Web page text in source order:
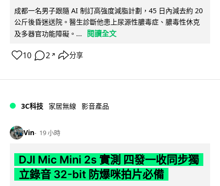
成都一名男子跟隨 AI 制訂高強度減脂計劃，45 日內減去約 20
公斤後昏迷送院。醫生診斷他患上尿源性膿毒症、膿毒性休克
及多器官功能障礙。...
閱讀全文
10 2 ↗ 分享
3C科技 家居無線 影音產品
Vin 19 小時
DJI Mic Mini 2s 實測 四發一收同步獨
立錄音 32-bit 防爆咪拍片必備